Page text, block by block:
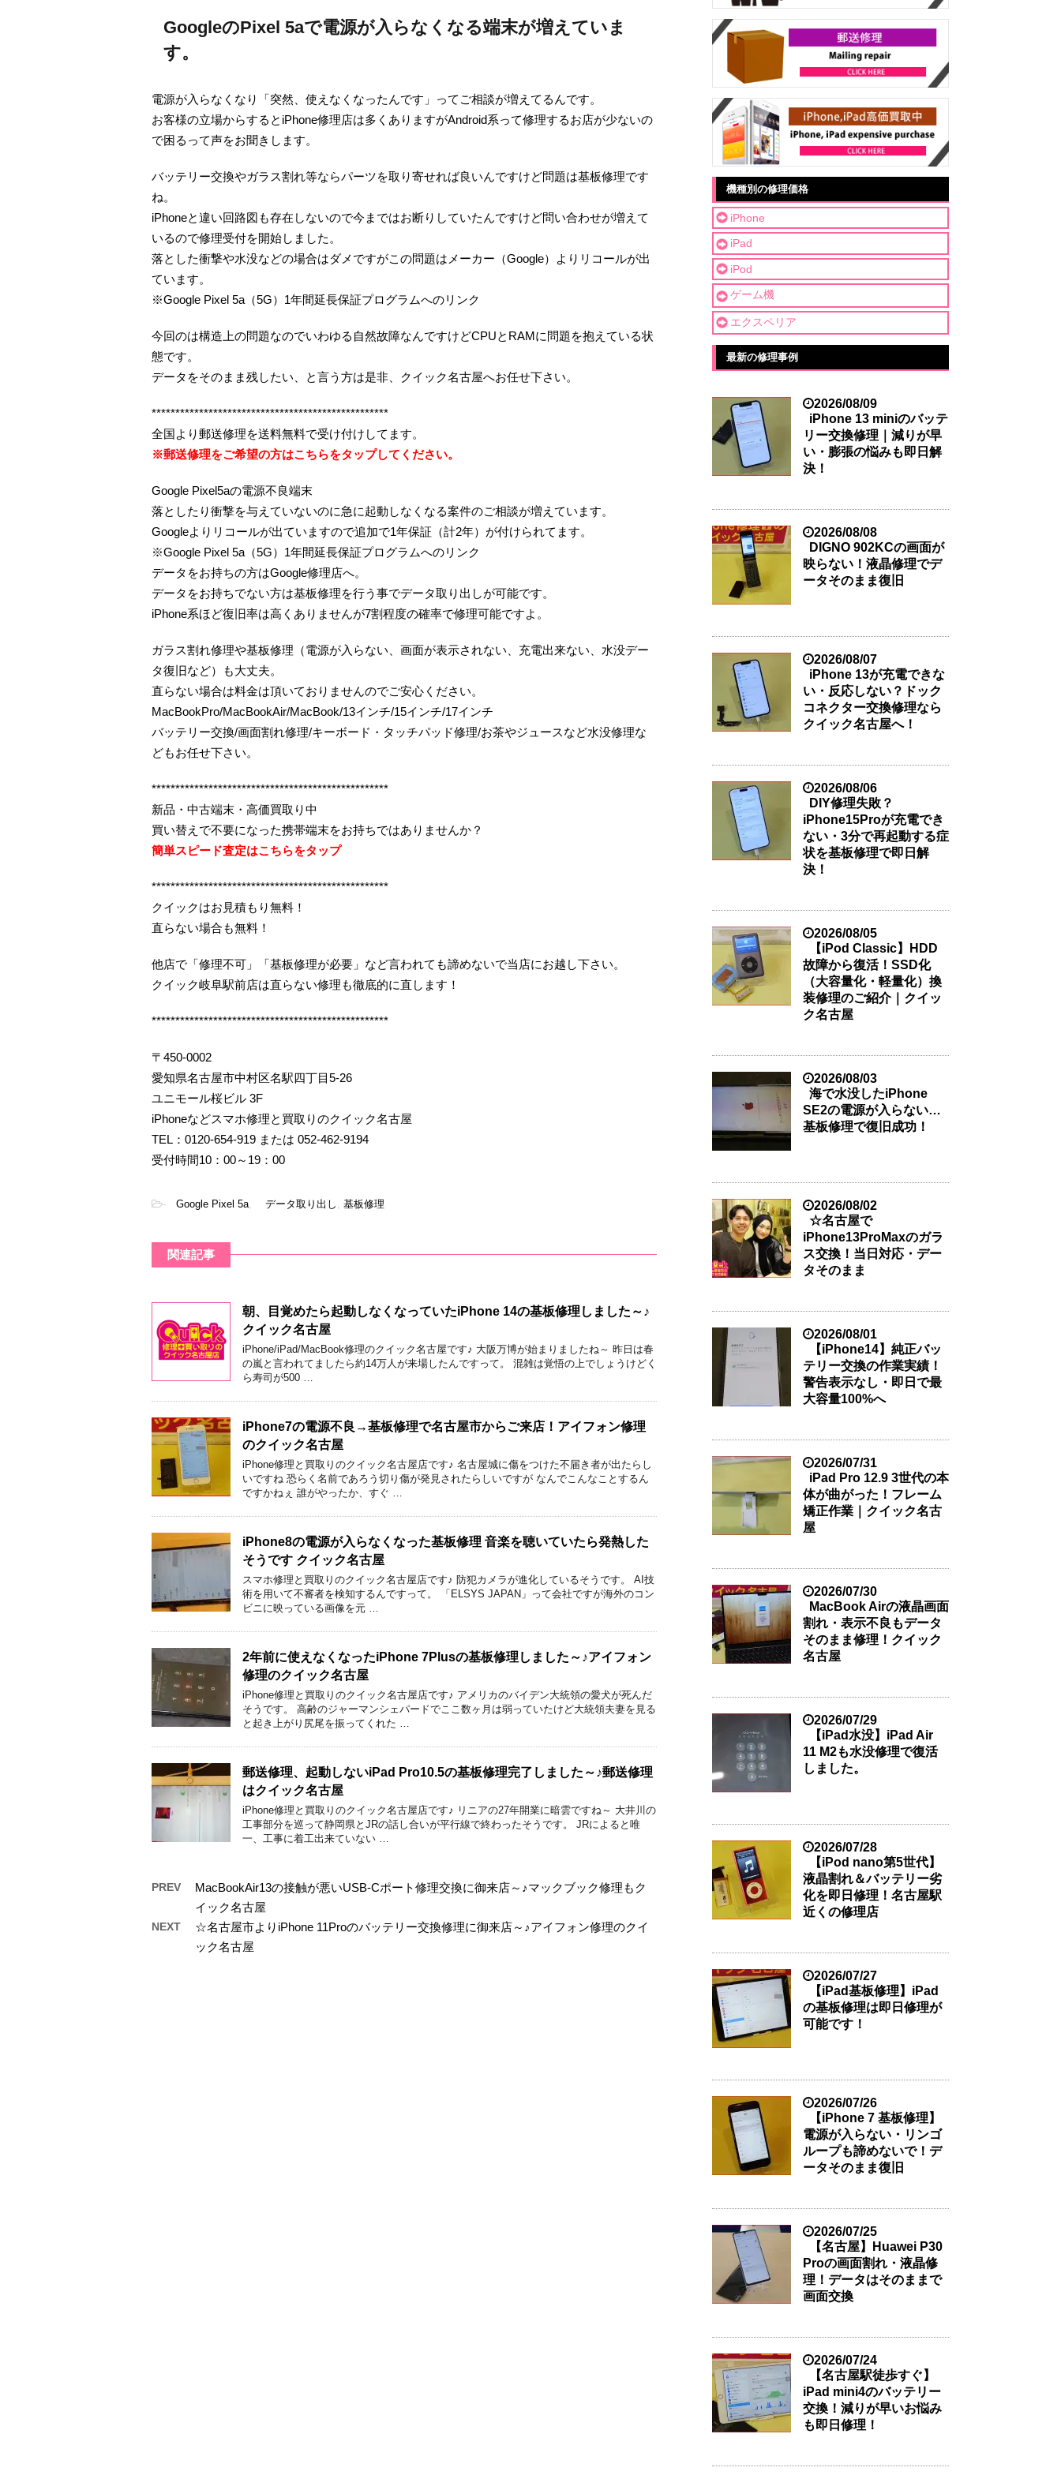
GoogleのPixel 5aで電源が入らなくなる端末が増えていま
す。
電源が入らなくなり「突然、使えなくなったんです」ってご相談が増えてるんです。
お客様の立場からするとiPhone修理店は多くありますがAndroid系って修理するお店が少ないの
で困るって声をお聞きします。
バッテリー交換やガラス割れ等ならパーツを取り寄せれば良いんですけど問題は基板修理です
ね。
iPhoneと違い回路図も存在しないので今まではお断りしていたんですけど問い合わせが増えて
いるので修理受付を開始しました。
落とした衝撃や水没などの場合はダメですがこの問題はメーカー（Google）よりリコールが出
ています。
※Google Pixel 5a（5G）1年間延長保証プログラムへのリンク
今回のは構造上の問題なのでいわゆる自然故障なんですけどCPUとRAMに問題を抱えている状
態です。
データをそのまま残したい、と言う方は是非、クイック名古屋へお任せ下さい。
**************************************************
全国より郵送修理を送料無料で受け付けしてます。
※郵送修理をご希望の方はこちらをタップしてください。
Google Pixel5aの電源不良端末
落としたり衝撃を与えていないのに急に起動しなくなる案件のご相談が増えています。
Googleよりリコールが出ていますので追加で1年保証（計2年）が付けられてます。
※Google Pixel 5a（5G）1年間延長保証プログラムへのリンク
データをお持ちの方はGoogle修理店へ。
データをお持ちでない方は基板修理を行う事でデータ取り出しが可能です。
iPhone系ほど復旧率は高くありませんが7割程度の確率で修理可能ですよ。
ガラス割れ修理や基板修理（電源が入らない、画面が表示されない、充電出来ない、水没デー
タ復旧など）も大丈夫。
直らない場合は料金は頂いておりませんのでご安心ください。
MacBookPro/MacBookAir/MacBook/13インチ/15インチ/17インチ
バッテリー交換/画面割れ修理/キーボード・タッチパッド修理/お茶やジュースなど水没修理な
どもお任せ下さい。
**************************************************
新品・中古端末・高価買取り中
買い替えで不要になった携帯端末をお持ちではありませんか？
簡単スピード査定はこちらをタップ
**************************************************
クイックはお見積もり無料！
直らない場合も無料！
他店で「修理不可」「基板修理が必要」など言われても諦めないで当店にお越し下さい。
クイック岐阜駅前店は直らない修理も徹底的に直します！
**************************************************
〒450-0002
愛知県名古屋市中村区名駅四丁目5-26
ユニモール桜ビル 3F
iPhoneなどスマホ修理と買取りのクイック名古屋
TEL：0120-654-919 または 052-462-9194
受付時間10：00～19：00
- Google Pixel 5a, データ取り出し , 基板修理
関連記事
朝、目覚めたら起動しなくなっていたiPhone 14の基板修理しました～♪
クイック名古屋
iPhone/iPad/MacBook修理のクイック名古屋です♪ 大阪万博が始まりましたね～ 昨日は春
の嵐と言われてましたら約14万人が来場したんですって。 混雑は覚悟の上でしょうけどく
ら寿司が500 …
iPhone7の電源不良→基板修理で名古屋市からご来店！アイフォン修理
のクイック名古屋
iPhone修理と買取りのクイック名古屋店です♪ 名古屋城に傷をつけた不届き者が出たらし
いですね 恐らく名前であろう切り傷が発見されたらしいですが なんでこんなことするん
ですかねぇ 誰がやったか、すぐ …
iPhone8の電源が入らなくなった基板修理 音楽を聴いていたら発熱した
そうです クイック名古屋
スマホ修理と買取りのクイック名古屋店です♪ 防犯カメラが進化しているそうです。 AI技
術を用いて不審者を検知するんですって。 「ELSYS JAPAN」って会社ですが海外のコン
ビニに映っている画像を元 …
2年前に使えなくなったiPhone 7Plusの基板修理しました～♪アイフォン
修理のクイック名古屋
iPhone修理と買取りのクイック名古屋店です♪ アメリカのバイデン大統領の愛犬が死んだ
そうです。 高齢のジャーマンシェパードでここ数ヶ月は弱っていたけど大統領夫妻を見る
と起き上がり尻尾を振ってくれた …
郵送修理、起動しないiPad Pro10.5の基板修理完了しました～♪郵送修理
はクイック名古屋
iPhone修理と買取りのクイック名古屋店です♪ リニアの27年開業に暗雲ですね～ 大井川の
工事部分を巡って静岡県とJRの話し合いが平行線で終わったそうです。 JRによると唯
一、工事に着工出来ていない …
PREV
MacBookAir13の接触が悪いUSB-Cポート修理交換に御来店～♪マックブック修理もク
イック名古屋
NEXT
☆名古屋市よりiPhone 11Proのバッテリー交換修理に御来店～♪アイフォン修理のクイ
ック名古屋
機種別の修理価格
iPhone
iPad
iPod
ゲーム機
エクスペリア
最新の修理事例
2026/08/09
iPhone 13 miniのバッテ
リー交換修理｜減りが早
い・膨張の悩みも即日解
決！
2026/08/08
DIGNO 902KCの画面が
映らない！液晶修理でデ
ータそのまま復旧
2026/08/07
iPhone 13が充電できな
い・反応しない？ドック
コネクター交換修理なら
クイック名古屋へ！
2026/08/06
DIY修理失敗？
iPhone15Proが充電でき
ない・3分で再起動する症
状を基板修理で即日解
決！
2026/08/05
【iPod Classic】HDD
故障から復活！SSD化
（大容量化・軽量化）換
装修理のご紹介｜クイッ
ク名古屋
2026/08/03
海で水没したiPhone
SE2の電源が入らない…
基板修理で復旧成功！
2026/08/02
☆名古屋で
iPhone13ProMaxのガラ
ス交換！当日対応・デー
タそのまま
2026/08/01
【iPhone14】純正バッ
テリー交換の作業実績！
警告表示なし・即日で最
大容量100%へ
2026/07/31
iPad Pro 12.9 3世代の本
体が曲がった！フレーム
矯正作業｜クイック名古
屋
2026/07/30
MacBook Airの液晶画面
割れ・表示不良もデータ
そのまま修理！クイック
名古屋
2026/07/29
【iPad水没】iPad Air
11 M2も水没修理で復活
しました。
2026/07/28
【iPod nano第5世代】
液晶割れ＆バッテリー劣
化を即日修理！名古屋駅
近くの修理店
2026/07/27
【iPad基板修理】iPad
の基板修理は即日修理が
可能です！
2026/07/26
【iPhone 7 基板修理】
電源が入らない・リンゴ
ループも諦めないで！デ
ータそのまま復旧
2026/07/25
【名古屋】Huawei P30
Proの画面割れ・液晶修
理！データはそのままで
画面交換
2026/07/24
【名古屋駅徒歩すぐ】
iPad mini4のバッテリー
交換！減りが早いお悩み
も即日修理！